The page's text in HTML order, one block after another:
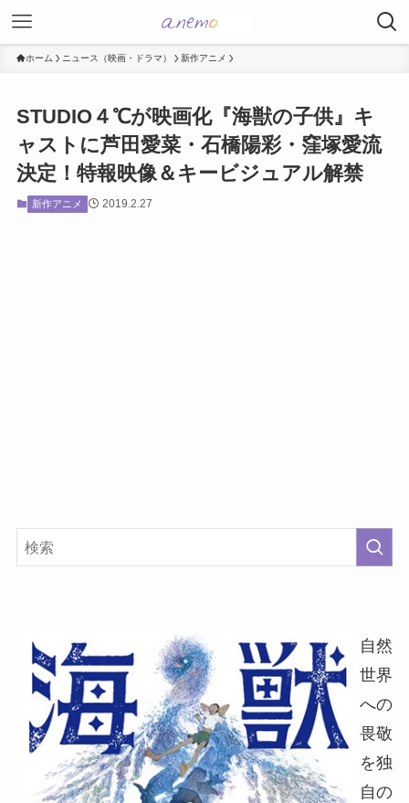
ホーム ニュース（映画・ドラマ） 新作アニメ
STUDIO４℃が映画化『海獣の子供』キ
ャストに芦田愛菜・石橋陽彩・窪塚愛流
決定！特報映像＆キービジュアル解禁
新作アニメ 2019.2.27
自然
世界
への
畏敬
を独
自の